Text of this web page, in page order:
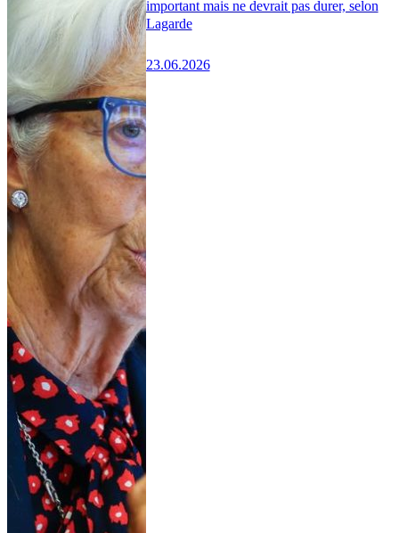
important mais ne devrait pas durer, selon
Lagarde
23.06.2026